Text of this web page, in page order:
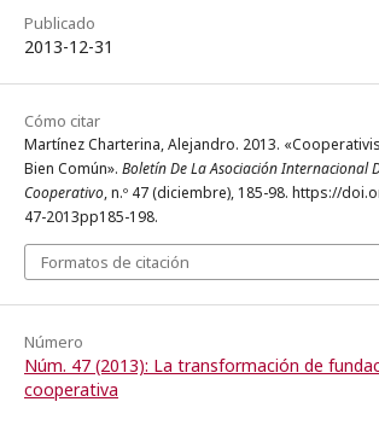
Publicado
2013-12-31
Cómo citar
Martínez Charterina, Alejandro. 2013.
Bien Común». Boletín De La Asociación Internacional
Cooperativo, n.º 47 (diciembre), 185-98. https://
47-2013pp185-198.
Formatos de citación
Número
Núm. 47 (2013): La transformación de
cooperativa